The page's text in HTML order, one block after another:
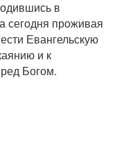
в
проживая
Евангельскую
и к
Богом.